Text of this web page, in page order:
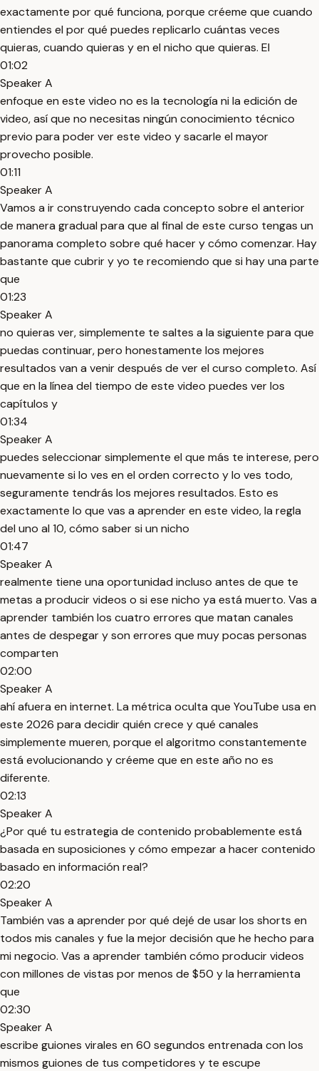
exactamente por qué funciona, porque créeme que cuando
entiendes el por qué puedes replicarlo cuántas veces
quieras, cuando quieras y en el nicho que quieras. El
01:02
Speaker A
enfoque en este video no es la tecnología ni la edición de
video, así que no necesitas ningún conocimiento técnico
previo para poder ver este video y sacarle el mayor
provecho posible.
01:11
Speaker A
Vamos a ir construyendo cada concepto sobre el anterior
de manera gradual para que al final de este curso tengas un
panorama completo sobre qué hacer y cómo comenzar. Hay
bastante que cubrir y yo te recomiendo que si hay una parte
que
01:23
Speaker A
no quieras ver, simplemente te saltes a la siguiente para que
puedas continuar, pero honestamente los mejores
resultados van a venir después de ver el curso completo. Así
que en la línea del tiempo de este video puedes ver los
capítulos y
01:34
Speaker A
puedes seleccionar simplemente el que más te interese, pero
nuevamente si lo ves en el orden correcto y lo ves todo,
seguramente tendrás los mejores resultados. Esto es
exactamente lo que vas a aprender en este video, la regla
del uno al 10, cómo saber si un nicho
01:47
Speaker A
realmente tiene una oportunidad incluso antes de que te
metas a producir videos o si ese nicho ya está muerto. Vas a
aprender también los cuatro errores que matan canales
antes de despegar y son errores que muy pocas personas
comparten
02:00
Speaker A
ahí afuera en internet. La métrica oculta que YouTube usa en
este 2026 para decidir quién crece y qué canales
simplemente mueren, porque el algoritmo constantemente
está evolucionando y créeme que en este año no es
diferente.
02:13
Speaker A
¿Por qué tu estrategia de contenido probablemente está
basada en suposiciones y cómo empezar a hacer contenido
basado en información real?
02:20
Speaker A
También vas a aprender por qué dejé de usar los shorts en
todos mis canales y fue la mejor decisión que he hecho para
mi negocio. Vas a aprender también cómo producir videos
con millones de vistas por menos de $50 y la herramienta
que
02:30
Speaker A
escribe guiones virales en 60 segundos entrenada con los
mismos guiones de tus competidores y te escupe